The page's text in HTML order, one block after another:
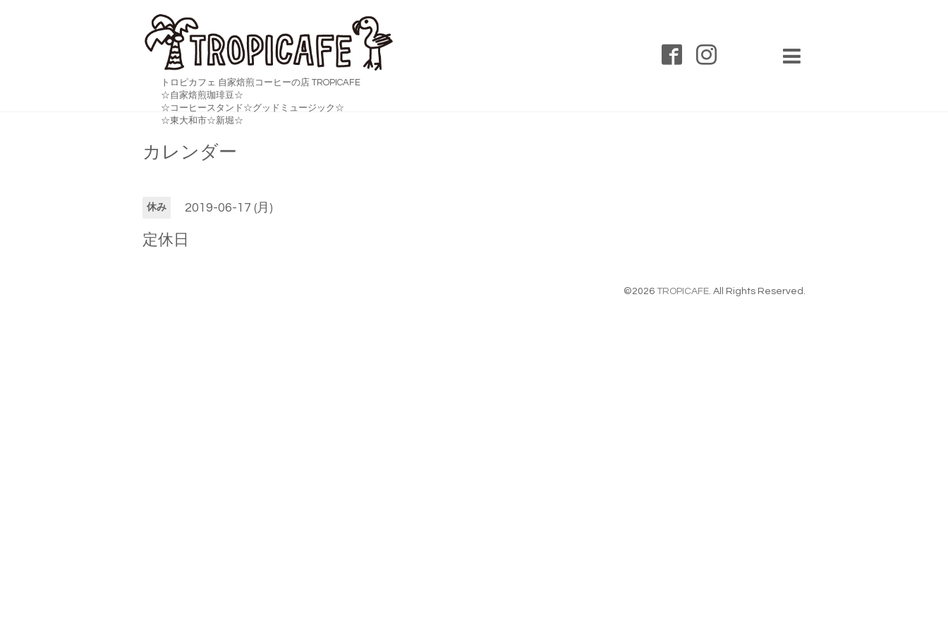
トロピカフェ 自家焙煎コーヒーの店 TROPICAFE
☆自家焙煎珈琲豆☆
☆コーヒースタンド☆グッドミュージック☆
☆東大和市☆新堀☆
カレンダー
休み 2019-06-17 (月)
定休日
©2026 TROPICAFE. All Rights Reserved.